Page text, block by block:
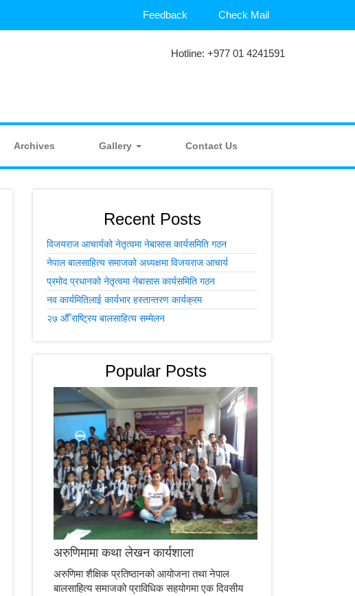
Check Mail
Feedback
Hotline: +977 01 4241591
Archives Gallery Contact Us
Recent Posts
विजयराज आचार्यको नेतृत्वमा नेबासास कार्यसमिति गठन
नेपाल बालसाहित्य समाजको अध्यक्षमा विजयराज आचार्य
प्रमोद प्रधानको नेतृत्वमा नेबासास कार्यसमिति गठन
नव कार्यमितिलाई कार्यभार हस्तान्तरण कार्यक्रम
२७ औँ राष्ट्रिय बालसाहित्य सम्मेलन
Popular Posts
अरुणिमामा कथा लेखन कार्यशाला
अरुणिमा शैक्षिक प्रतिष्ठानको आयोजना तथा नेपाल
बालसाहित्य समाजको प्राविधिक सहयोगमा एक दिवसीय